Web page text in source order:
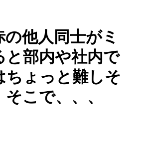
の他人同士がミ
と部内や社内で
ちょっと難しそ
こで、、、